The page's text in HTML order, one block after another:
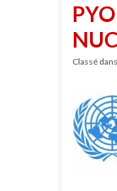
Classé dans